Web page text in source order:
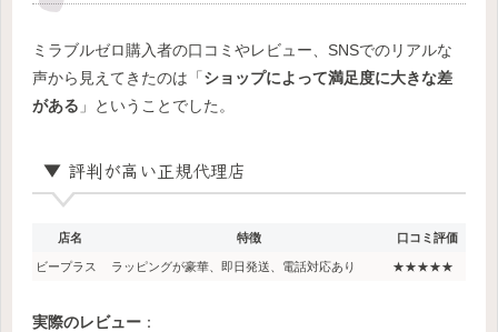
ミラブルゼロ購入者の口コミやレビュー、SNSでのリアルな
声から見えてきたのは「ショップによって満足度に大きな差
がある 」ということでした。
▼ 評判が高い正規代理店
店名 特徴 口コミ評価
ビープラス ラッピングが豪華、即日発送、電話対応あり ★★★★★
実際のレビュー ：